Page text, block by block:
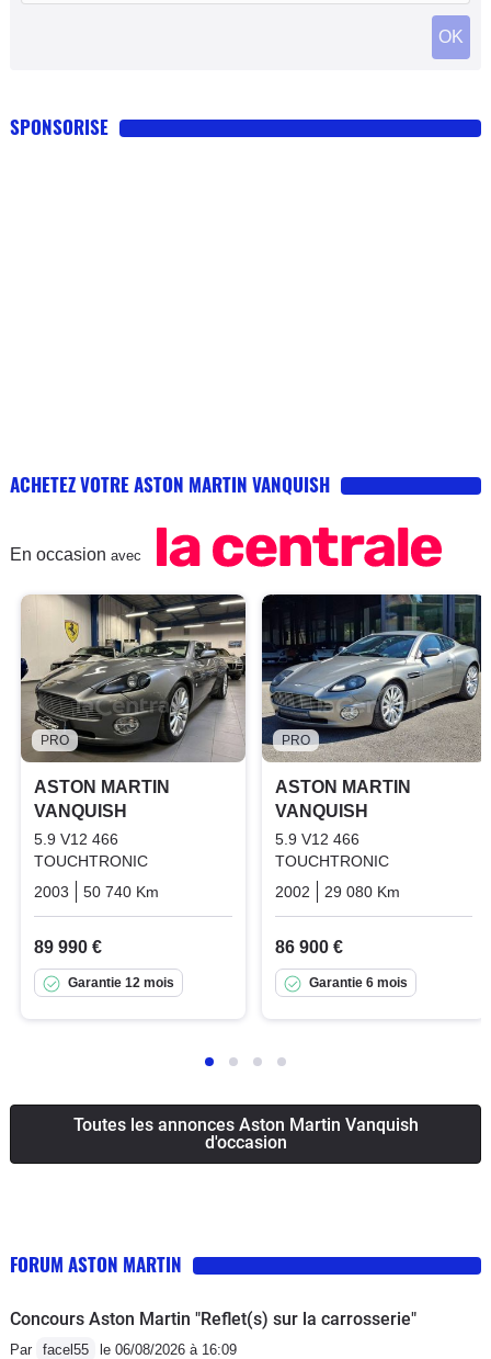
SPONSORISE
ACHETEZ VOTRE ASTON MARTIN VANQUISH
En occasion avec
PRO
ASTON MARTIN
VANQUISH
5.9 V12 466
TOUCHTRONIC
2003
50 740 Km Essence
89 990 €
Garantie 12 mois
PRO
ASTON MARTIN
VANQUISH
5.9 V12 466
TOUCHTRONIC
2002
29 080 Km
86 900 €
Garantie 6 mois
Toutes les annonces Aston Martin Vanquish
d'occasion
FORUM ASTON MARTIN
Concours Aston Martin "Reflet(s) sur la carrosserie"
Par facel55 le 06/08/2026 à 16:09